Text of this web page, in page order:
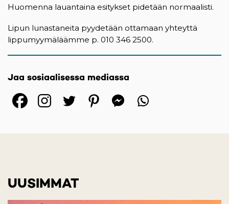
Huomenna lauantaina esitykset pidetään normaalisti.
Lipun lunastaneita pyydetään ottamaan yhteyttä
lippumyymäläämme p. 010 346 2500.
Jaa sosiaalisessa mediassa
(opens in a new tab)
(opens in a new tab)
(opens in a new
(opens in a
UUSIMMAT